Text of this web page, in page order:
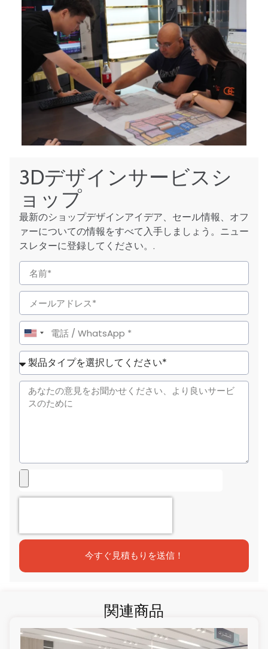
3Dデザインサービスシ
ョップ
最新のショップデザインアイデア、セール情報、オフ
ァーについての情報をすべて入手しましょう。ニュー
スレターに登録してください。.
United
States
+1
今すぐ見積もりを送信！
関連商品